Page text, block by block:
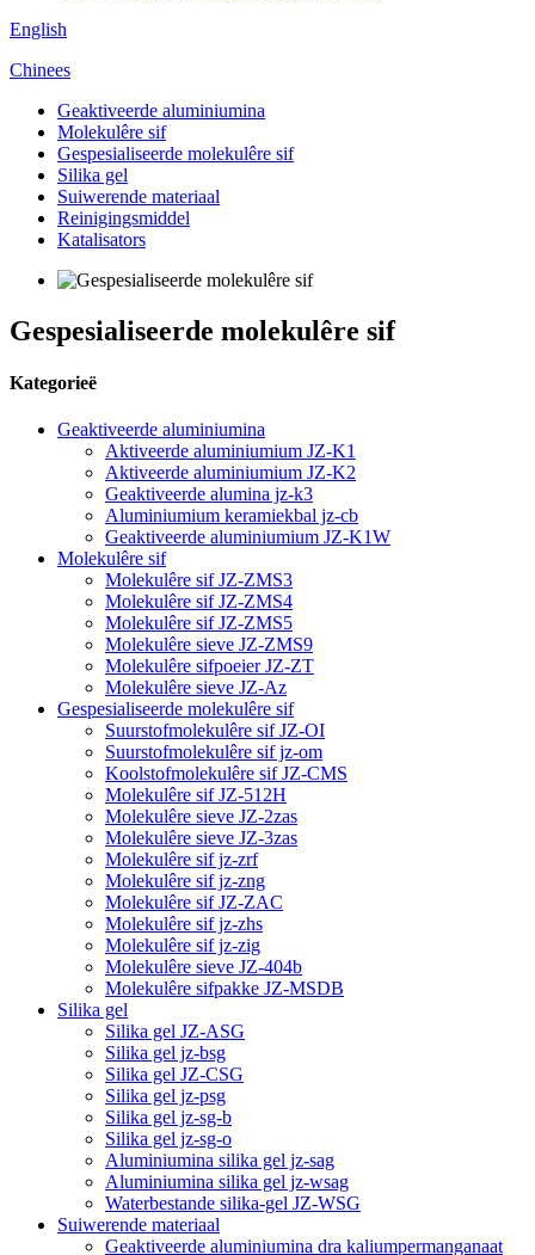
English
Chinees
Geaktiveerde aluminiumina
Molekulêre sif
Gespesialiseerde molekulêre sif
Silika gel
Suiwerende materiaal
Reinigingsmiddel
Katalisators
Gespesialiseerde molekulêre sif
Kategorieë
Geaktiveerde aluminiumina
Aktiveerde aluminiumium JZ-K1
Aktiveerde aluminiumium JZ-K2
Geaktiveerde alumina jz-k3
Aluminiumium keramiekbal jz-cb
Geaktiveerde aluminiumium JZ-K1W
Molekulêre sif
Molekulêre sif JZ-ZMS3
Molekulêre sif JZ-ZMS4
Molekulêre sif JZ-ZMS5
Molekulêre sieve JZ-ZMS9
Molekulêre sifpoeier JZ-ZT
Molekulêre sieve JZ-Az
Gespesialiseerde molekulêre sif
Suurstofmolekulêre sif JZ-OI
Suurstofmolekulêre sif jz-om
Koolstofmolekulêre sif JZ-CMS
Molekulêre sif JZ-512H
Molekulêre sieve JZ-2zas
Molekulêre sieve JZ-3zas
Molekulêre sif jz-zrf
Molekulêre sif jz-zng
Molekulêre sif JZ-ZAC
Molekulêre sif jz-zhs
Molekulêre sif jz-zig
Molekulêre sieve JZ-404b
Molekulêre sifpakke JZ-MSDB
Silika gel
Silika gel JZ-ASG
Silika gel jz-bsg
Silika gel JZ-CSG
Silika gel jz-psg
Silika gel jz-sg-b
Silika gel jz-sg-o
Aluminiumina silika gel jz-sag
Aluminiumina silika gel jz-wsag
Waterbestande silika-gel JZ-WSG
Suiwerende materiaal
Geaktiveerde aluminiumina dra kaliumpermanganaat